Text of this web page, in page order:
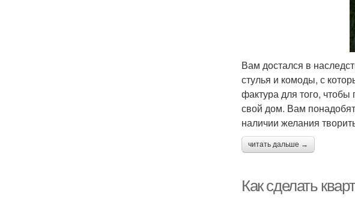
Вам достался в
стулья и комоды, с
фактура для того,
свой дом. Вам
наличии желания
читать дальше →
Как сделать